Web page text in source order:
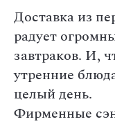
Доставка из
радует
завтраков. И,
утренние
целый день.
Фирменные